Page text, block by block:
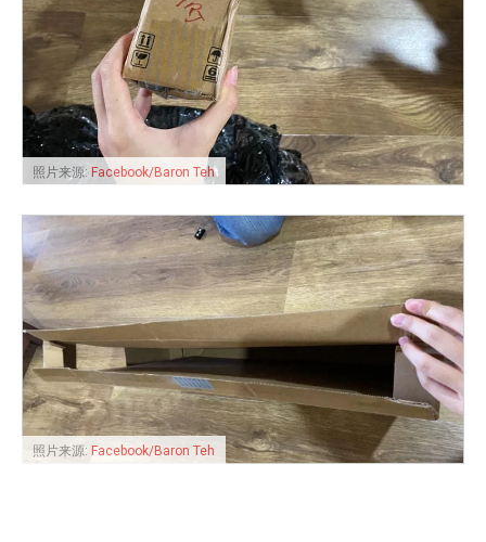
照片来源: Facebook/Baron Teh
照片来源: Facebook/Baron Teh